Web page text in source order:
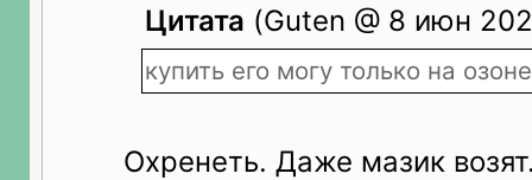
Цитата (Guten @ 8 июн
купить его могу только на
Охренеть. Даже мазик